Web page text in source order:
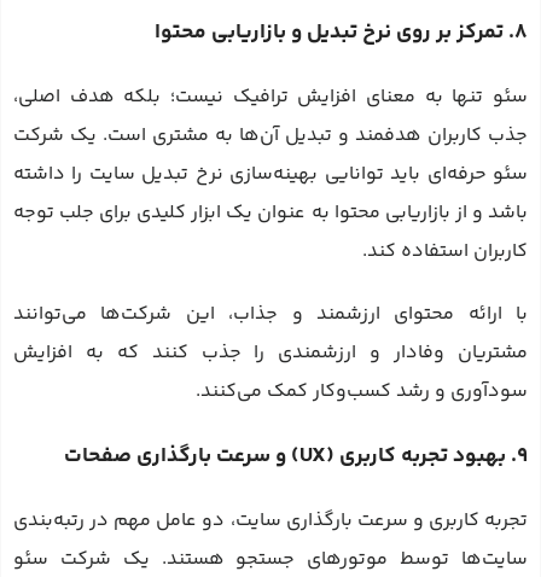
8. تمرکز بر روی نرخ تبدیل و بازاریابی محتوا
سئو تنها به معنای افزایش ترافیک نیست؛ بلکه هدف اصلی،
جذب کاربران هدفمند و تبدیل آن‌ها به مشتری است. یک شرکت
سئو حرفه‌ای باید توانایی بهینه‌سازی نرخ تبدیل سایت را داشته
باشد و از بازاریابی محتوا به عنوان یک ابزار کلیدی برای جلب توجه
کاربران استفاده کند.
با ارائه محتوای ارزشمند و جذاب، این شرکت‌ها می‌توانند
مشتریان وفادار و ارزشمندی را جذب کنند که به افزایش
سودآوری و رشد کسب‌وکار کمک می‌کنند.
9. بهبود تجربه کاربری (UX) و سرعت بارگذاری صفحات
تجربه کاربری و سرعت بارگذاری سایت، دو عامل مهم در رتبه‌بندی
سایت‌ها توسط موتورهای جستجو هستند. یک شرکت سئو